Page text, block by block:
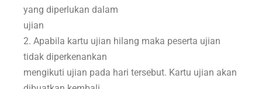
yang diperlukan dalam
ujian
2. Apabila kartu ujian hilang maka peserta ujian
tidak diperkenankan
mengikuti ujian pada hari tersebut. Kartu ujian akan